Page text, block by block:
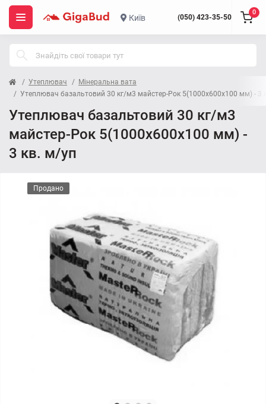
Київ (050) 423-35-50
0
Утеплювач
Мінеральна вата
Утеплювач базальтовий 30 кг/м3 майстер-Рок 5(1000x600x100 мм) - 3
Утеплювач базальтовий 30 кг/м3
майстер-Рок 5(1000x600x100 мм) -
3 кв. м/уп
Продано